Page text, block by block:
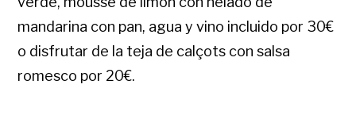
mandarina con pan, agua y vino incluido por 30€
o disfrutar de la teja de calçots con salsa
romesco por 20€.